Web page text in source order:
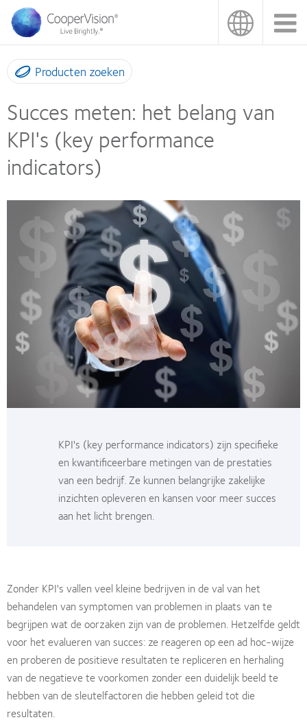
Overslaan
naar
de
inhoud
gaan
Producten zoeken
Succes meten: het belang van
KPI's (key performance
indicators)
KPI's (key performance indicators) zijn specifieke
en kwantificeerbare metingen van de prestaties
van een bedrijf. Ze kunnen belangrijke zakelijke
inzichten opleveren en kansen voor meer succes
aan het licht brengen.
Zonder KPI's vallen veel kleine bedrijven in de val van het
behandelen van symptomen van problemen in plaats van te
begrijpen wat de oorzaken zijn van de problemen. Hetzelfde geldt
voor het evalueren van succes: ze reageren op een ad hoc-wijze
en proberen de positieve resultaten te repliceren en herhaling
van de negatieve te voorkomen zonder een duidelijk beeld te
hebben van de sleutelfactoren die hebben geleid tot die
resultaten.